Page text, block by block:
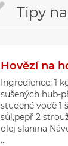
Tipy
Hovězí na
Ingredience: 1
sušených hub-
studené vodě 1
sůl,pepř 2
olej slanina
...